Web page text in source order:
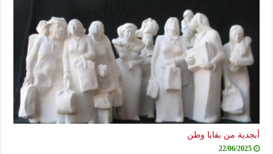
أبجدية من بقايا وطن
22/06/2025